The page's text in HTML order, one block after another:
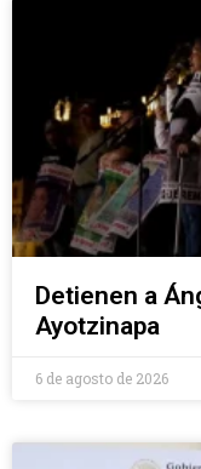
Detienen a
Ayotzinapa
6 de agosto de 2026